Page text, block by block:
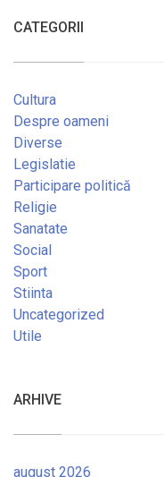
CATEGORII
Cultura
Despre oameni
Diverse
Legislatie
Participare politică
Religie
Sanatate
Social
Sport
Stiinta
Uncategorized
Utile
ARHIVE
august 2026